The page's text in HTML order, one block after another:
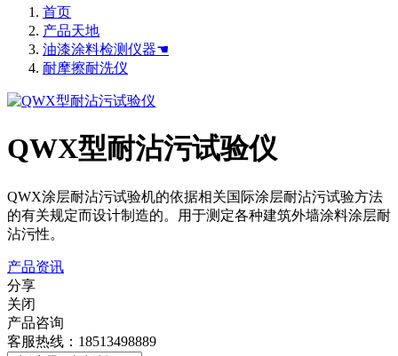
首页
产品天地
油漆涂料检测仪器☚
耐摩擦耐洗仪
QWX型耐沾污试验仪
QWX涂层耐沾污试验机的依据相关国际涂层耐沾污试验方法
的有关规定而设计制造的。用于测定各种建筑外墙涂料涂层耐
沾污性。
产品资讯
分享
关闭
产品咨询
客服热线：18513498889